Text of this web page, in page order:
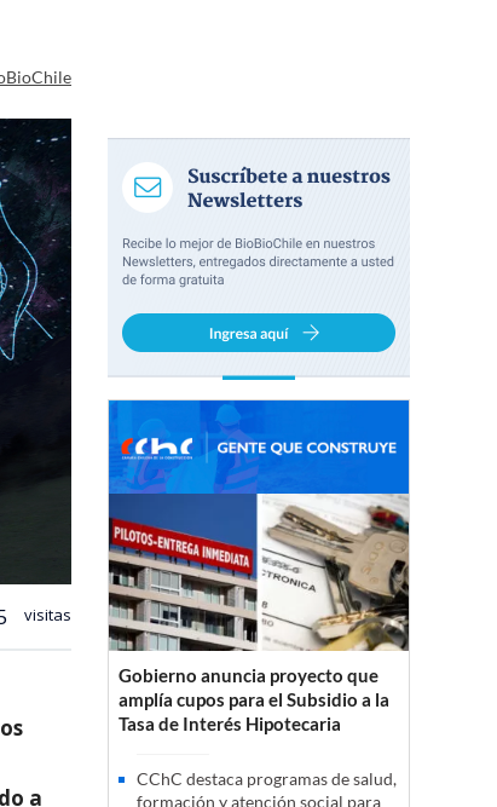
visitas
a
Gobierno anuncia proyecto que
amplía cupos para el Subsidio a la
Tasa de Interés Hipotecaria
CChC destaca programas de salud,
formación y atención social para